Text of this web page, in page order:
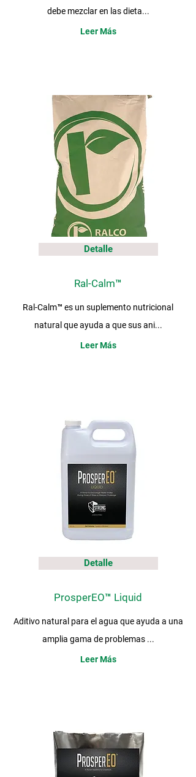
debe mezclar en las dieta...
Leer Más
Detalle
Ral-Calm™
Ral-Calm™ es un suplemento nutricional
natural que ayuda a que sus ani...
Leer Más
Detalle
ProsperEO™ Liquid
Aditivo natural para el agua que ayuda a una
amplia gama de problemas ...
Leer Más